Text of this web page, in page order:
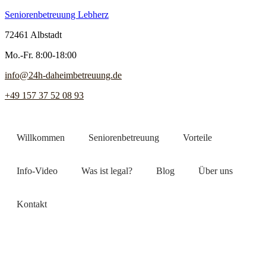
Seniorenbetreuung Lebherz
72461 Albstadt
Mo.-Fr. 8:00-18:00
info@24h-daheimbetreuung.de
+49 157 37 52 08 93
Willkommen Seniorenbetreuung Vorteile
Info-Video Was ist legal? Blog Über uns
Kontakt